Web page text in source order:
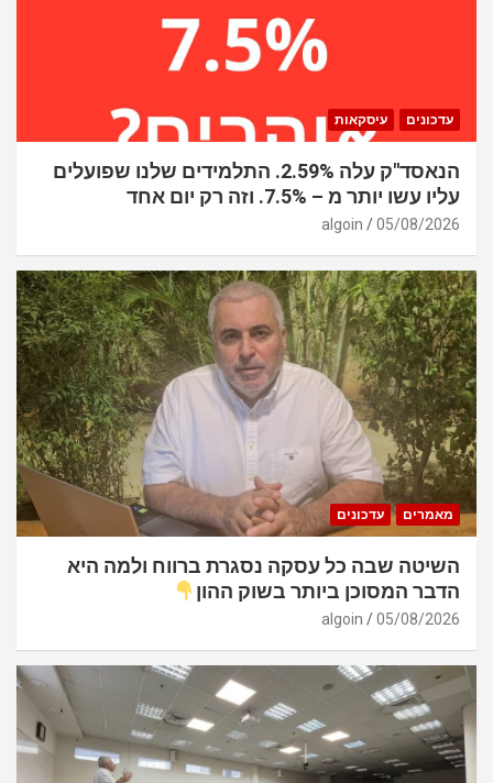
עדכונים עיסקאות
הנאסד"ק עלה 2.59%. התלמידים שלנו שפועלים
עליו עשו יותר מ – 7.5%. וזה רק יום אחד
05/08/2026
algoin
מאמרים עדכונים
השיטה שבה כל עסקה נסגרת ברווח ולמה היא
הדבר המסוכן ביותר בשוק ההון
05/08/2026
algoin